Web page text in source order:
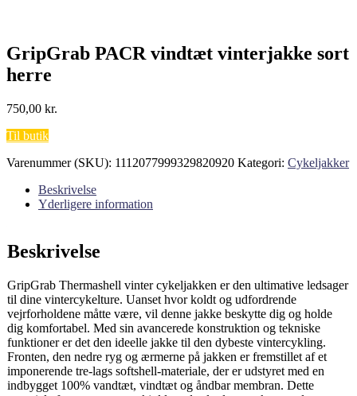
GripGrab PACR vindtæt vinterjakke sort
herre
750,00 kr.
Til butik
Varenummer (SKU): 1112077999329820920 Kategori: Cykeljakker
Beskrivelse
Yderligere information
Beskrivelse
GripGrab Thermashell vinter cykeljakken er den ultimative ledsager
til dine vintercykelture. Uanset hvor koldt og udfordrende
vejrforholdene måtte være, vil denne jakke beskytte dig og holde
dig komfortabel. Med sin avancerede konstruktion og tekniske
funktioner er det den ideelle jakke til den dybeste vintercykling.
Fronten, den nedre ryg og ærmerne på jakken er fremstillet af et
imponerende tre-lags softshell-materiale, der er udstyret med en
indbygget 100% vandtæt, vindtæt og åndbar membran. Dette